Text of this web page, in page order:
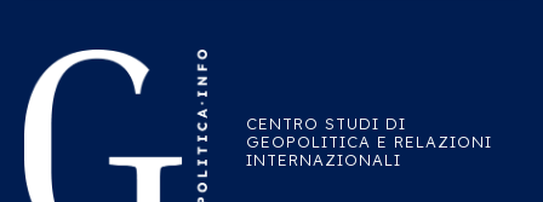
CENTRO STUDI DI
GEOPOLITICA E RELAZIONI
INTERNAZIONALI